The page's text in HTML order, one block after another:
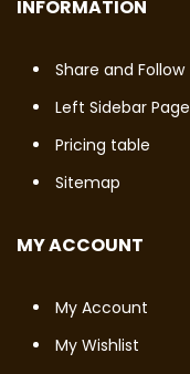
INFORMATION
Share and Follow
Left Sidebar Page
Pricing table
Sitemap
MY ACCOUNT
My Account
My Wishlist